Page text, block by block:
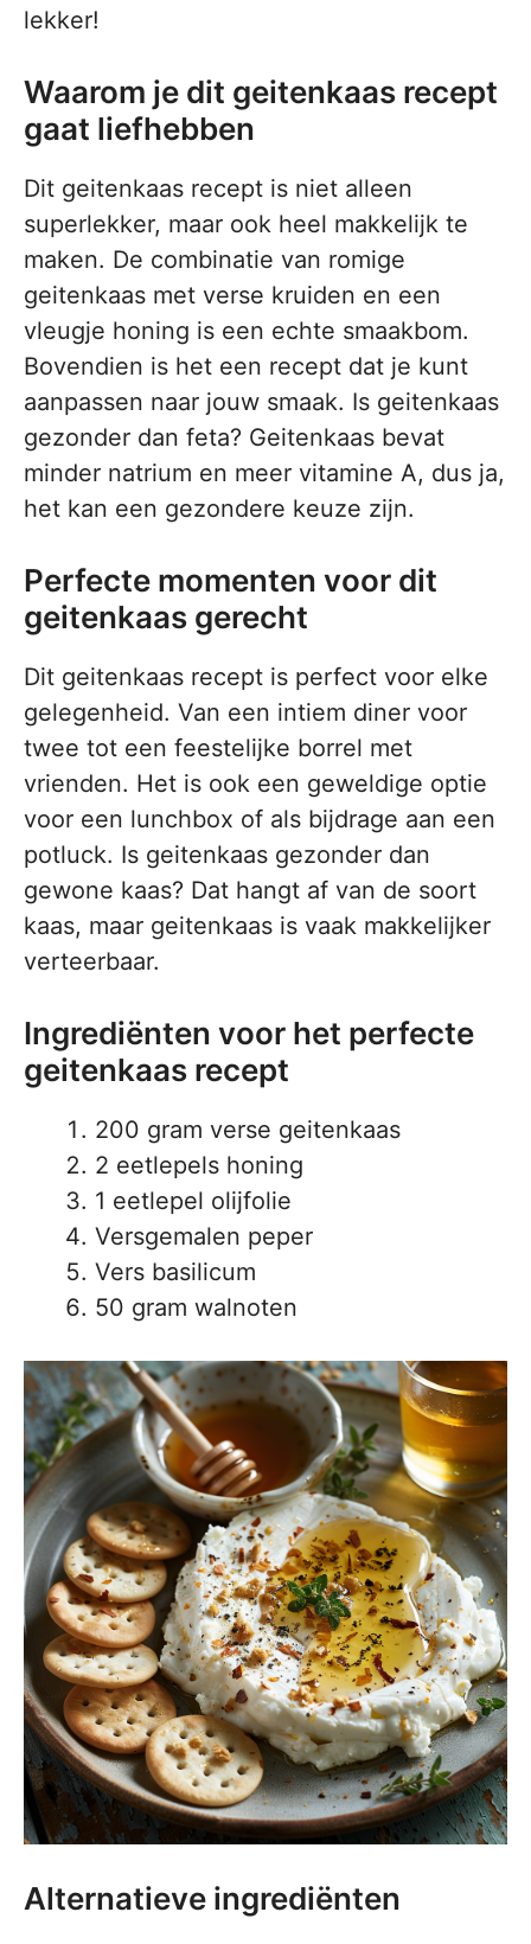
lekker!
Waarom je dit geitenkaas recept
gaat liefhebben
Dit geitenkaas recept is niet alleen
superlekker, maar ook heel makkelijk te
maken. De combinatie van romige
geitenkaas met verse kruiden en een
vleugje honing is een echte smaakbom.
Bovendien is het een recept dat je kunt
aanpassen naar jouw smaak. Is geitenkaas
gezonder dan feta? Geitenkaas bevat
minder natrium en meer vitamine A, dus ja,
het kan een gezondere keuze zijn.
Perfecte momenten voor dit
geitenkaas gerecht
Dit geitenkaas recept is perfect voor elke
gelegenheid. Van een intiem diner voor
twee tot een feestelijke borrel met
vrienden. Het is ook een geweldige optie
voor een lunchbox of als bijdrage aan een
potluck. Is geitenkaas gezonder dan
gewone kaas? Dat hangt af van de soort
kaas, maar geitenkaas is vaak makkelijker
verteerbaar.
Ingrediënten voor het perfecte
geitenkaas recept
200 gram verse geitenkaas
2 eetlepels honing
1 eetlepel olijfolie
Versgemalen peper
Vers basilicum
50 gram walnoten
Alternatieve ingrediënten